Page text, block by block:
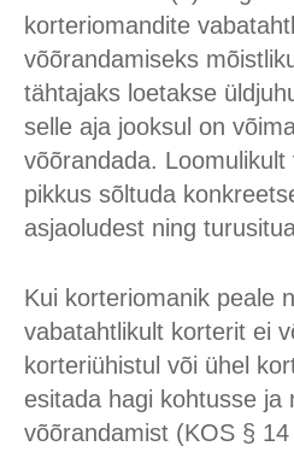
korteriomandite
võõrandamiseks
tähtajaks loetakse
selle aja jooksul on
võõrandada.
pikkus sõltuda
asjaoludest ning
Kui korteriomanik peale
vabatahtlikult korterit ei
korteriühistul või ühel
esitada hagi kohtusse ja
võõrandamist (KOS §